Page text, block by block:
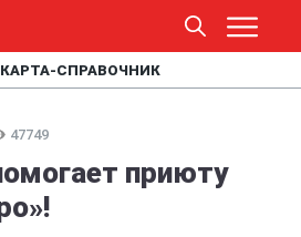
КАРТА-СПРАВОЧНИК
47749
приюту